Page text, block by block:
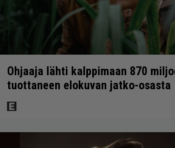
Ohjaaja lähti kalppimaan 870
tuottaneen elokuvan jatko-osasta